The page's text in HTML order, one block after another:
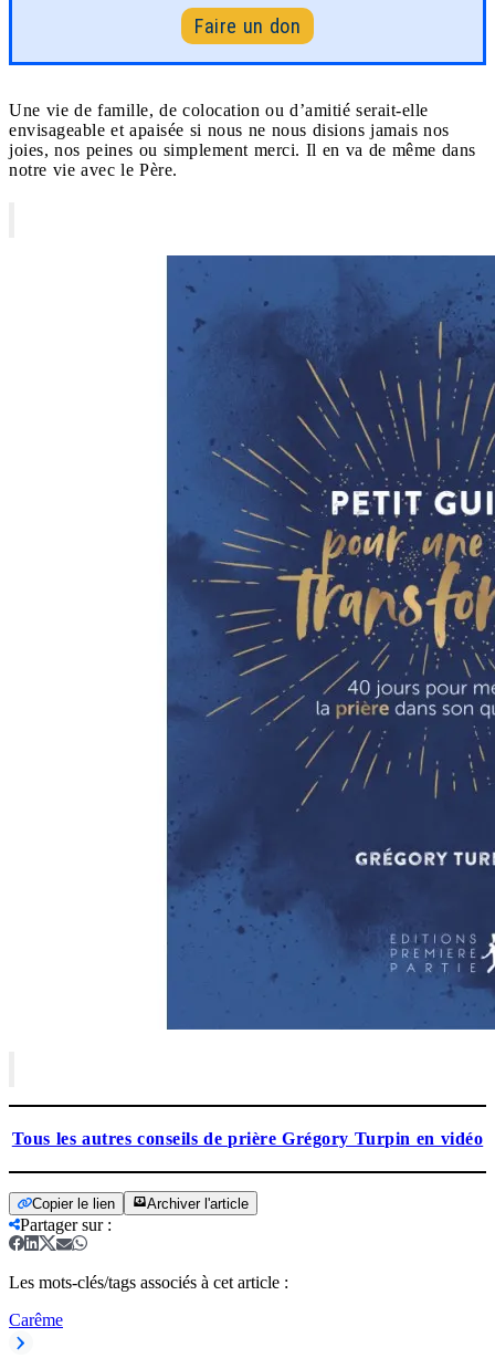
Faire un don
Une vie de famille, de colocation ou d’amitié serait-elle
envisageable et apaisée si nous ne nous disions jamais nos
joies, nos peines ou simplement merci. Il en va de même dans
notre vie avec le Père.
Tous les autres conseils de prière Grégory Turpin en vidéo
Copier le lien Archiver l'article
Partager sur:
Les mots-clés/tags associés à cet article :
Carême